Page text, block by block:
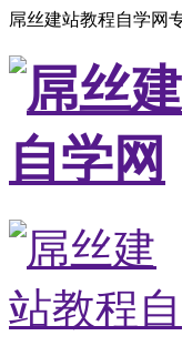
屌丝建站教程自学网